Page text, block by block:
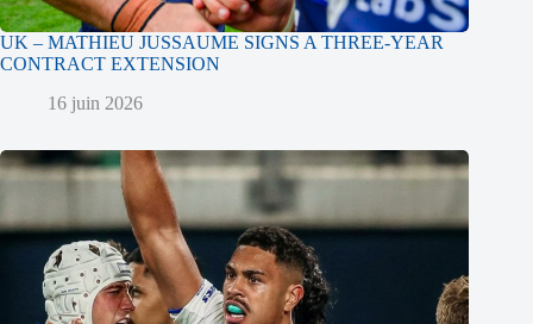
UK – MATHIEU JUSSAUME SIGNS A THREE-YEAR
CONTRACT EXTENSION
16 juin 2026